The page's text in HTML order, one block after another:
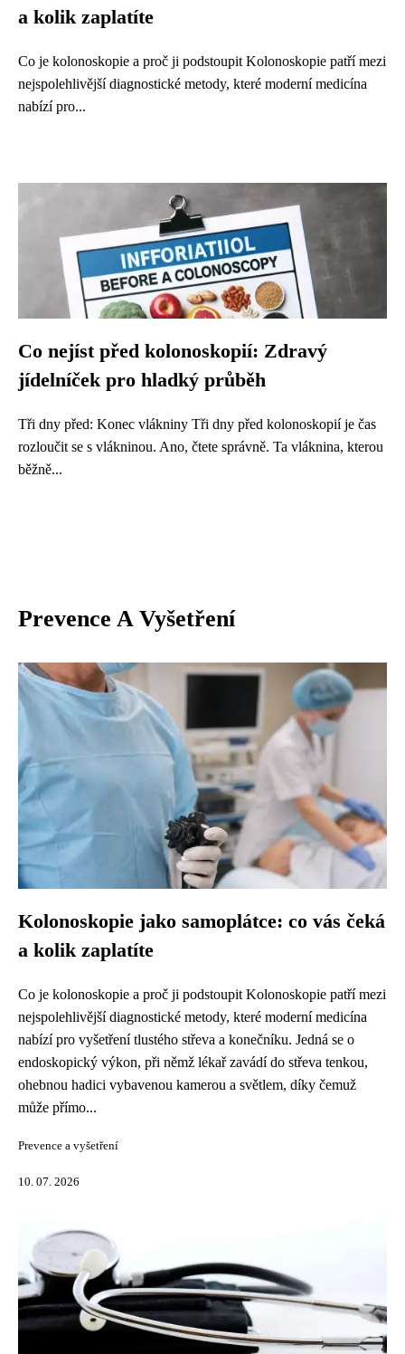
a kolik zaplatíte
Co je kolonoskopie a proč ji podstoupit Kolonoskopie patří mezi
nejspolehlivější diagnostické metody, které moderní medicína
nabízí pro...
Co nejíst před kolonoskopií: Zdravý
jídelníček pro hladký průběh
Tři dny před: Konec vlákniny Tři dny před kolonoskopií je čas
rozloučit se s vlákninou. Ano, čtete správně. Ta vláknina, kterou
běžně...
Prevence A Vyšetření
Kolonoskopie jako samoplátce: co vás čeká
a kolik zaplatíte
Co je kolonoskopie a proč ji podstoupit Kolonoskopie patří mezi
nejspolehlivější diagnostické metody, které moderní medicína
nabízí pro vyšetření tlustého střeva a konečníku. Jedná se o
endoskopický výkon, při němž lékař zavádí do střeva tenkou,
ohebnou hadici vybavenou kamerou a světlem, díky čemuž
může přímo...
Prevence a vyšetření
10. 07. 2026